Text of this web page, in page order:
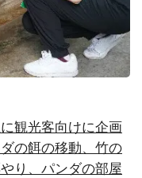
観光客向けに企画
の餌の移動、竹の
り、パンダの部屋